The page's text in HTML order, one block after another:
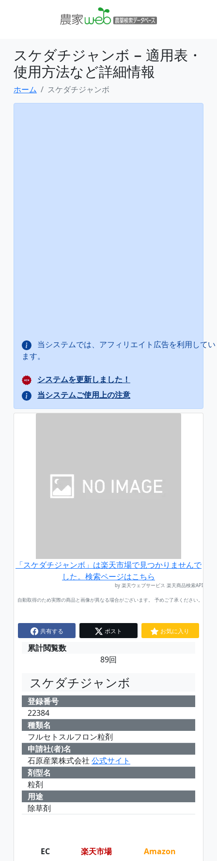
スケダチジャンボ − 適用表・
使用方法など詳細情報
ホーム スケダチジャンボ
当システムでは、アフィリエイト広告を利用してい
ます。
システムを更新しました！
当システムご使用上の注意
「スケダチジャンボ」は楽天市場で見つかりませんで
した。検索ページはこちら
by 楽天ウェブサービス 楽天商品検索API
自動取得のため実際の商品と画像が異なる場合がございます。 予めご了承ください。
共有する ポスト お気に入り
累計閲覧数
89回
スケダチジャンボ
登録番号
22384
種類名
フルセトスルフロン粒剤
申請社(者)名
石原産業株式会社 公式サイト
剤型名
粒剤
用途
除草剤
EC 楽天市場 Amazon